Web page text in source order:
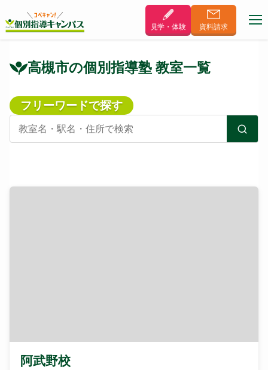
見学・体験 資料請求
高槻市の個別指導塾 教室一覧
フリーワードで探す
阿武野校